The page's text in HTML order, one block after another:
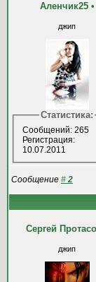
Аленчик25 •
джип
Статистика:
Сообщений: 265
Регистрация:
10.07.2011
Сообщение # 2
Сергей
джип